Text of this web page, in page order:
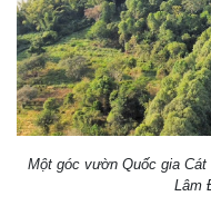
Một góc vườn Quốc gia
Lâm